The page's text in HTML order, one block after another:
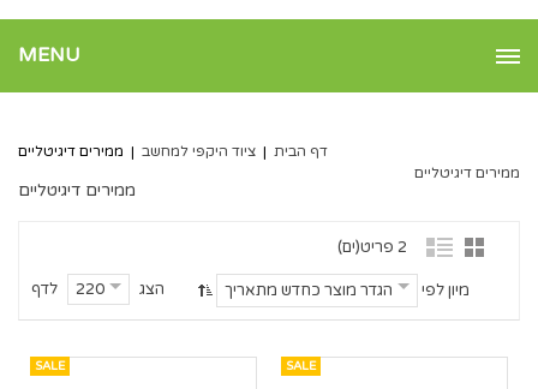
MENU
דף הבית | ציוד היקפי למחשב | ממירים דיגיטליים
ממירים דיגיטליים
ממירים דיגיטליים
2 פריט(ים)
הצג 220 לדף מיון לפי הגדר מוצר כחדש מתאריך
SALE
SALE